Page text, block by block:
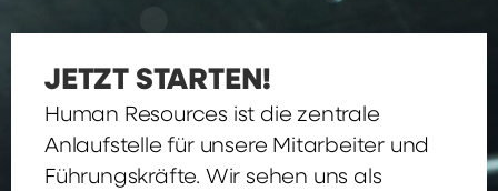
JETZT STARTEN!
Human Resources ist die zentrale
Anlaufstelle für unsere Mitarbeiter und
Führungskräfte. Wir sehen uns als